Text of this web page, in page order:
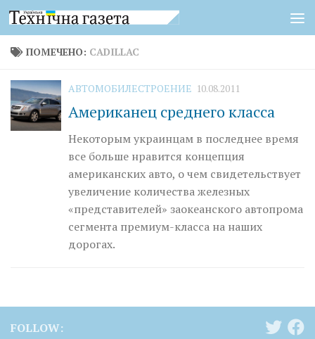
Перейти к содержимому
ПОМЕЧЕНО: CADILLAC
АВТОМОБИЛЕСТРОЕНИЕ 10.08.2011
Американец среднего класса
Некоторым украинцам в последнее время
все больше нравится концепция
американских авто, о чем свидетельствует
увеличение количества железных
«представителей» заокеанского автопрома
сегмента премиум-класса на наших
дорогах.
FOLLOW: